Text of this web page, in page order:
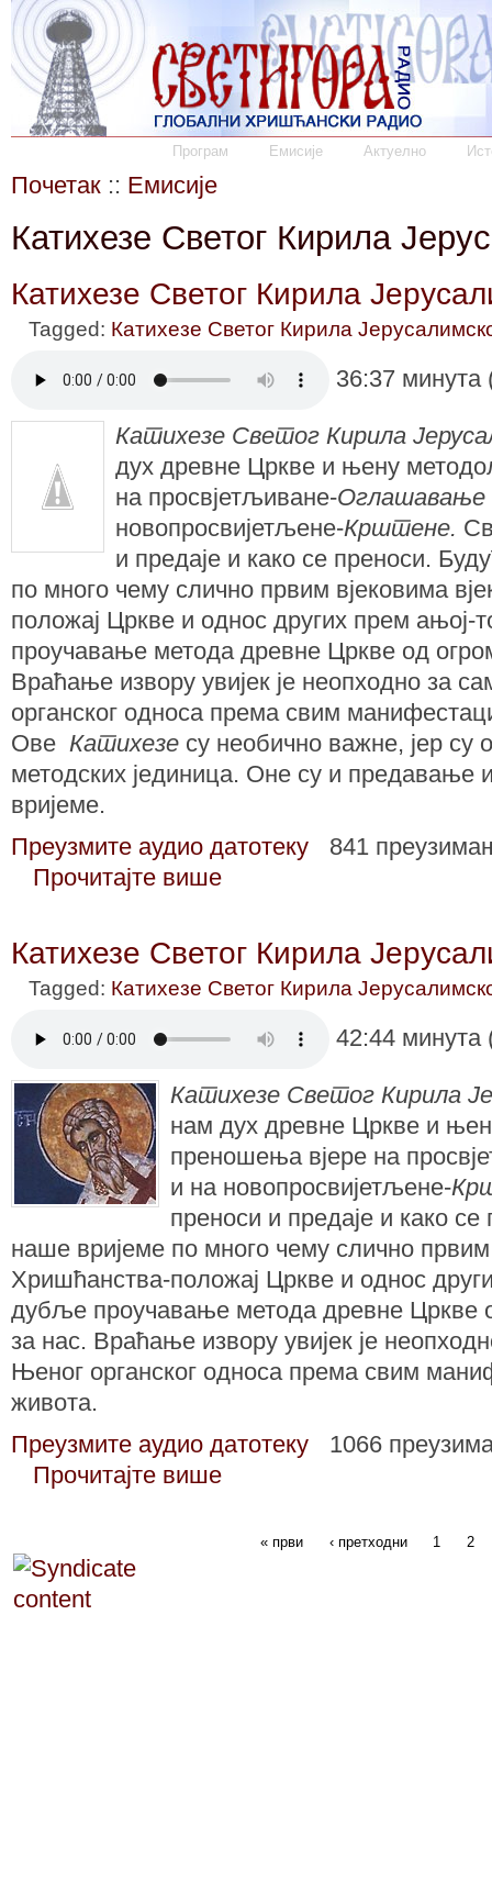
Програм Емисије Актуелно
Почетак :: Емисије
Катихезе Светог Кирила
Катихезе Светог Кирила
Tagged: Катихезе Светог Кирила
36:37
Катихезе Светог Кирила
дух древне Цркве и њену
на просвјетљиване-Оглашавање
новопросвијетљене-Крштене.
и предаје и како се преноси.
по много чему слично првим вјековима
положај Цркве и однос других прем ањој-
проучавање метода древне Цркве од
Враћање извору увијек је неопходно за
органског односа према свим
Ове Катихезе су необично важне, јер су
методских јединица. Оне су и предавање
вријеме.
Преузмите аудио датотеку
841
Прочитајте више
Катихезе Светог Кирила
Tagged: Катихезе Светог Кирила
42:44
Катихезе Светог Кирила
нам дух древне Цркве и
преношења вјере на
и на новопросвијетљене-
преноси и предаје и како
наше вријеме по много чему слично првим
Хришћанства-положај Цркве и однос
дубље проучавање метода древне Цркве
за нас. Враћање извору увијек је
Њеног органског односа према свим
живота.
Преузмите аудио датотеку
1066
Прочитајте више
« први ‹ претходни 1 2